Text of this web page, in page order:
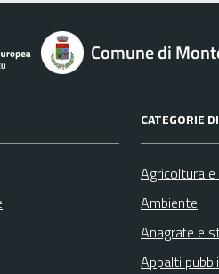
Comune di
CATEGORIE
Agricoltura
Ambiente
Anagrafe e
Appalti